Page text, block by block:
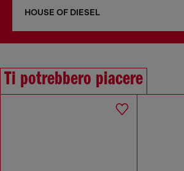
HOUSE OF DIESEL
Ti potrebbero piacere